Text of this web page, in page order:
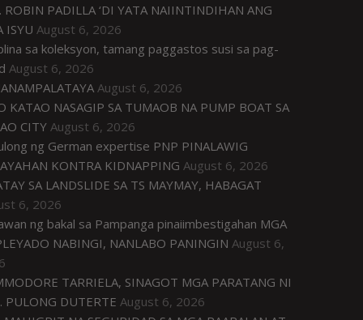
ROBIN PADILLA ‘DI YATA NAIINTINDIHAN ANG
ISYU August 6, 2026
sa koleksyon, tamang paggastos susi sa pag-
August 6, 2026
August 6, 2026
KATAO NASAGIP SA TUMAOB NA PUMP BOAT SA
CITY August 6, 2026
ng German expertise PNP PINALAWIG
KONTRA KIDNAPPING August 6, 2026
SA LANDSLIDE SA TS MAYMAY, HABAGAT
6, 2026
ng bakal sa Pampanga pinaiimbestigahan MGA
NABINGI, NANLABO PANINGIN August 6,
TARRIELA, SINAGOT MGA PARATANG NI
PULONG DUTERTE August 6, 2026